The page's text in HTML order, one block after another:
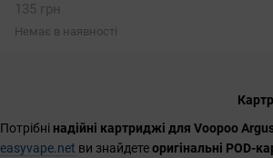
Потрібні надійні картриджі для Voopoo
easyvape.net ви знайдетеоригінальні POD-
135 грн
Немає в наявності